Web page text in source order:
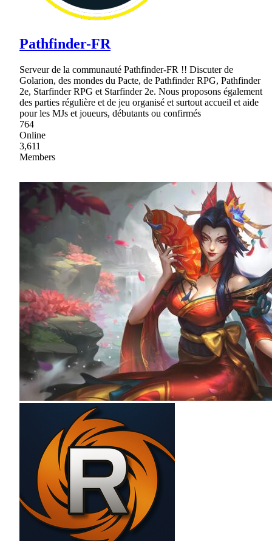
Pathfinder-FR
Serveur de la communauté Pathfinder-FR !! Discuter de
Golarion, des mondes du Pacte, de Pathfinder RPG, Pathfinder
2e, Starfinder RPG et Starfinder 2e. Nous proposons également
des parties régulière et de jeu organisé et surtout accueil et aide
pour les MJs et joueurs, débutants ou confirmés
764
Online
3,611
Members